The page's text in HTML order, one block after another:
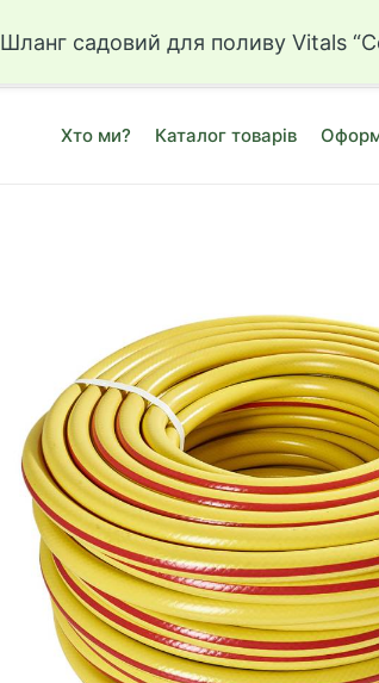
СОНЯХ - інтернет-
Хто ми? Каталог товарів
Шланг садовий для поливу Vitals